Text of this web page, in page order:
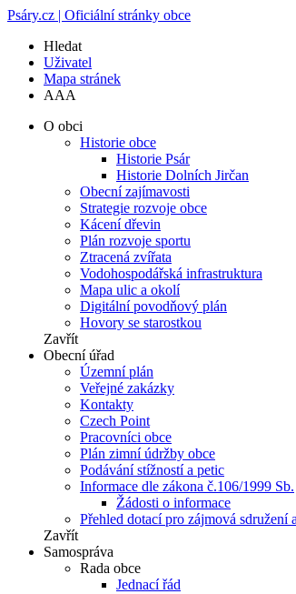
Psáry.cz | Oficiální stránky obce
Hledat
Uživatel
Mapa stránek
AAA
O obci
Historie obce
Historie Psár
Historie Dolních Jirčan
Obecní zajímavosti
Strategie rozvoje obce
Kácení dřevin
Plán rozvoje sportu
Ztracená zvířata
Vodohospodářská infrastruktura
Mapa ulic a okolí
Digitální povodňový plán
Hovory se starostkou
Zavřít
Obecní úřad
Územní plán
Veřejné zakázky
Kontakty
Czech Point
Pracovníci obce
Plán zimní údržby obce
Podávání stížností a petic
Informace dle zákona č.106/1999 Sb.
Žádosti o informace
Přehled dotací pro zájmová sdružení
Zavřít
Samospráva
Rada obce
Jednací řád